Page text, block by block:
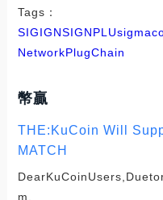
Tags：
SIGIGNSIGNPLU
NetworkPlugChain
幣贏
THE:KuCoin Will
MATCH
m.